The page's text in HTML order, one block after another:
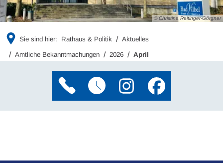
© Christina Reitinger-Görgner
Sie sind hier: Rathaus & Politik Aktuelles
Amtliche Bekanntmachungen 2026 April